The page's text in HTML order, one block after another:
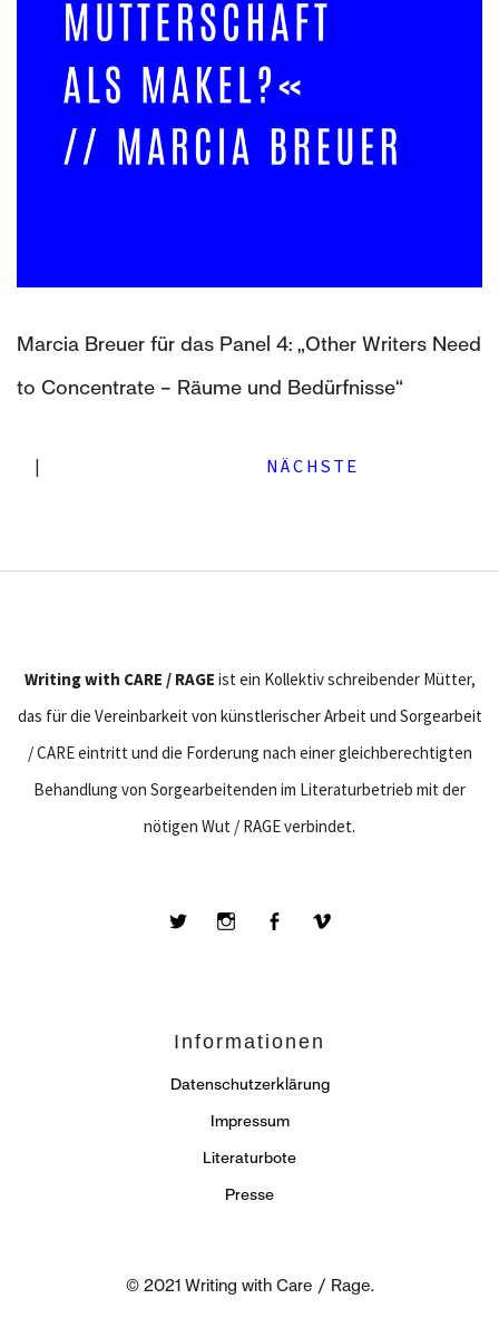
Marcia Breuer für das Panel 4: „Other Writers Need
to Concentrate – Räume und Bedürfnisse“
| NÄCHSTE
Writing with CARE / RAGE ist ein Kollektiv schreibender Mütter,
das für die Vereinbarkeit von künstlerischer Arbeit und Sorgearbeit
/ CARE eintritt und die Forderung nach einer gleichberechtigten
Behandlung von Sorgearbeitenden im Literaturbetrieb mit der
nötigen Wut / RAGE verbindet.
Informationen
Datenschutzerklärung
Impressum
Literaturbote
Presse
© 2021 Writing with Care / Rage.